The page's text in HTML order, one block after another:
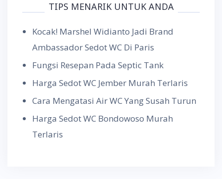
TIPS MENARIK UNTUK ANDA
Kocak! Marshel Widianto Jadi Brand
Ambassador Sedot WC Di Paris
Fungsi Resepan Pada Septic Tank
Harga Sedot WC Jember Murah Terlaris
Cara Mengatasi Air WC Yang Susah Turun
Harga Sedot WC Bondowoso Murah
Terlaris